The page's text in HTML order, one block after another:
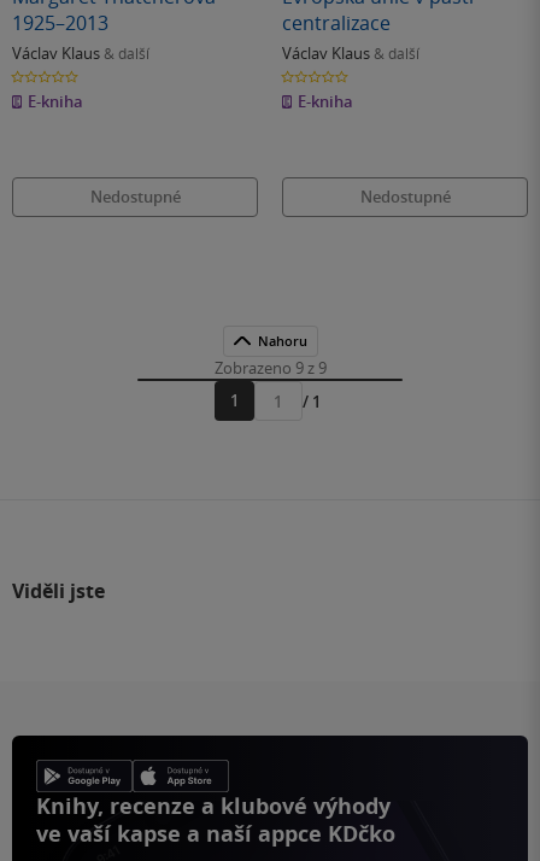
1925–2013
Václav Klaus & další
0.0
z
5
hvězdiček
E-kniha
Nedostupné
centralizace
Václav Klaus & další
0.0
z
5
hvězdiček
E-kniha
Nedostupné
Nahoru
Zobrazeno 9 z 9
1
Přejít
/ 1
Viděli jste
Knihy, recenze a klubové výhody
ve vaší kapse a naší appce KDčko